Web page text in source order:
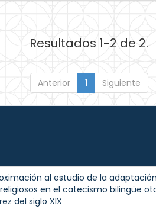
Resultados 1-2 de 2.
Anterior 1 Siguiente
al estudio de la
en el catecismo bilingüe
del siglo XIX